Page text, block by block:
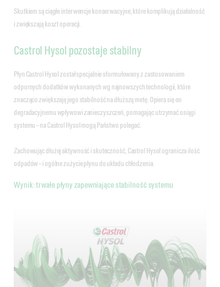
Skutkiem są ciągłe interwencje konserwacyjne, które komplikują działalność
i zwiększają koszt operacji.
Castrol Hysol pozostaje stabilny
Płyn Castrol Hysol został specjalnie sformułowany z zastosowaniem
odpornych dodatków wykonanych wg najnowszych technologii, które
znacząco zwiększają jego stabilność na dłuższą metę. Opiera się on
degradacyjnemu wpływowi zanieczyszczeń, pomagając utrzymać osiągi
systemu – na Castrol Hysol mogą Państwo polegać.
Zachowując dłużej aktywność i skuteczność, Castrol Hysol ogranicza ilość
odpadów – i ogólne zużycie płynu do układu chłodzenia.
Wynik: trwałe płyny zapewniające stabilność systemu